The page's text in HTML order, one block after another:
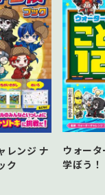
レンジ ナ
ク
ウォー
学ぼう